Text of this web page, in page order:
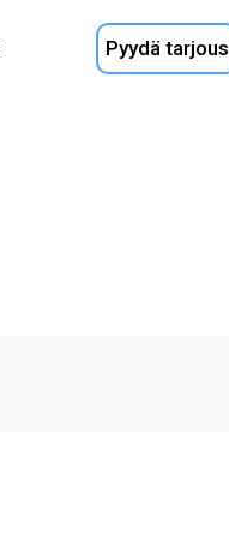
Pyydä tarjous